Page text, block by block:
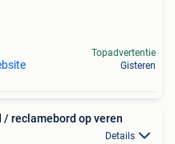
Topadvertentie
Gisteren
/ reclamebord op veren
Details